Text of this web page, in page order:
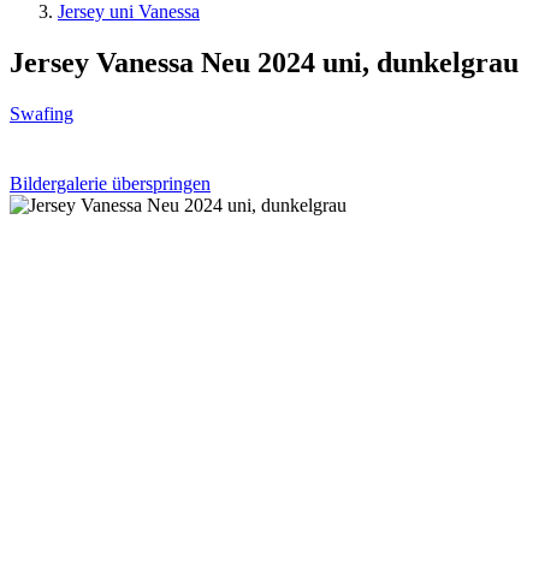
Jersey uni Vanessa
Jersey Vanessa Neu 2024 uni, dunkelgrau
Swafing
Bildergalerie überspringen